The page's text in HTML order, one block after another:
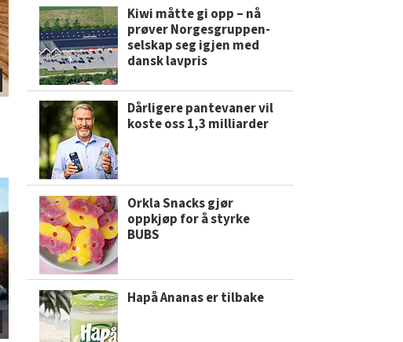
Kiwi måtte gi opp – nå
prøver Norgesgruppen-
selskap seg igjen med
dansk lavpris
Dårligere pantevaner vil
koste oss 1,3 milliarder
Orkla Snacks gjør
oppkjøp for å styrke
BUBS
Hapå Ananas er tilbake